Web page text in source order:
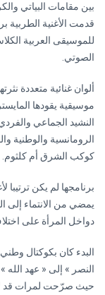
بين مقامات البياتي
قدمت الأغنية الطربية
للموسيقى العربية
الصوتي.
ألوان غنائية متعددة
موسيقية يقودها
النشيد الجماعي
الرومانسية والوطنية
كوكب الشرق أم كلثوم.
برنامجها لم يكن
يمضي من الانتماء إلى
دواخل المرأة على
البدء كان بكوكتال
النصر » إلى « عهد
حيث صرّحت لمرات قد